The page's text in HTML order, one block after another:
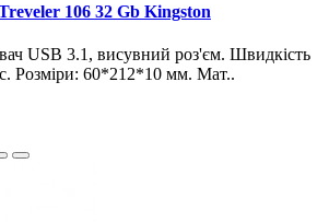
106 32 Gb Kingston
USB 3.1, висувний роз'єм. Швидкість
Розміри: 60*212*10 мм. Мат..